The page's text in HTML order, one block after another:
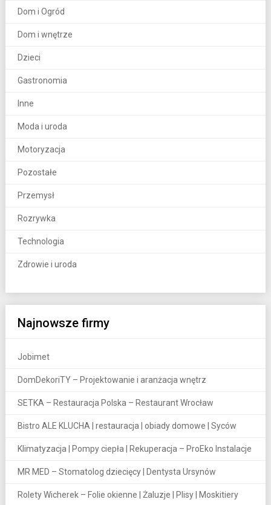
Dom i Ogród
Dom i wnętrze
Dzieci
Gastronomia
Inne
Moda i uroda
Motoryzacja
Pozostałe
Przemysł
Rozrywka
Technologia
Zdrowie i uroda
Najnowsze firmy
Jobimet
DomDekoriTY – Projektowanie i aranżacja wnętrz
SETKA – Restauracja Polska – Restaurant Wrocław
Bistro ALE KLUCHA | restauracja | obiady domowe | Syców
Klimatyzacja | Pompy ciepła | Rekuperacja – ProEko Instalacje
MR MED – Stomatolog dziecięcy | Dentysta Ursynów
Rolety Wicherek – Folie okienne | Żaluzje | Plisy | Moskitiery